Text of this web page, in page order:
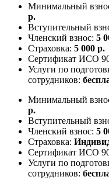
Минимальный
р.
Вступительный
Членский взнос: 5
Страховка: 5 000 р.
Сертификат ИСО
Услуги по
сотрудников:
Минимальный
р.
Вступительный
Членский взнос: 5
Страховка:
Сертификат ИСО
Услуги по
сотрудников: